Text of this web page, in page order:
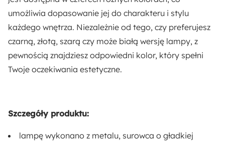
Styl:
Nowoczesny
Kształt:
Nieregularny
13 cm
umożliwia dopasowanie jej do charakteru i stylu
każdego wnętrza. Niezależnie od tego, czy preferujesz
czarną, złotą, szarą czy może białą wersję lampy, z
pewnością znajdziesz odpowiedni kolor, który spełni
Twoje oczekiwania estetyczne.
Szczegóły produktu:
lampę wykonano z metalu, surowca o gładkiej